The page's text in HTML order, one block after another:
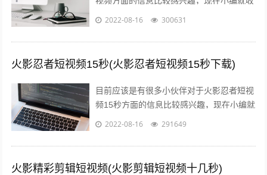
集了一些与消防火灾宣传内容相关的信息来
2022-08-16 300631
火影忍者短视频15秒(火影忍者短视频15秒下载)
目前应该是有很多小伙伴对于火影忍者短视
频15秒方面的信息比较感兴趣，现在小编就
收集了一些与火影忍者短视频15秒下载相关
2022-08-16 291649
火影精彩剪辑短视频(火影剪辑短视频十几秒)